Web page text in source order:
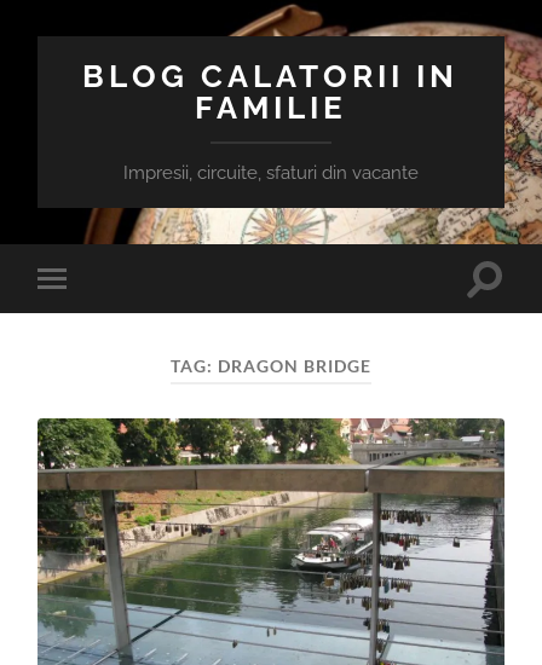
BLOG CALATORII IN
FAMILIE
Impresii, circuite, sfaturi din vacante
Toggle
mobile
Toggle
TAG: DRAGON BRIDGE